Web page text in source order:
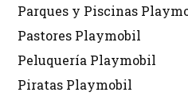
Parques y Piscinas
Pastores Playmobil
Peluquería Playmobil
Piratas Playmobil